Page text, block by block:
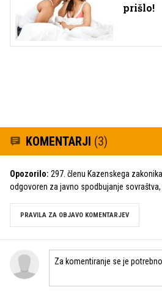
prišlo!
KOMENTARJI (3)
Opozorilo: 297. členu Kazenskega
odgovoren za javno spodbujanje
PRAVILA ZA OBJAVO KOMENTARJEV